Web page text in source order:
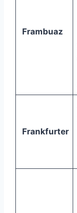
Frambuaz
Frankfurter